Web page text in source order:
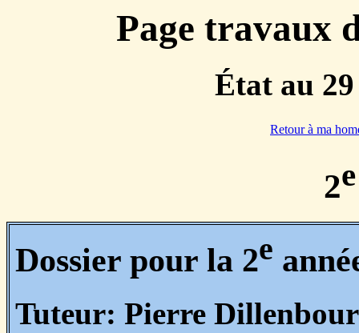
Page travaux
État au 29
Retour à ma
2e
Dossier pour la 2e
Tuteur: Pierre